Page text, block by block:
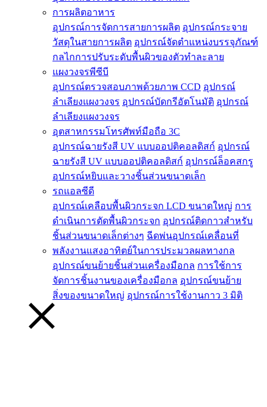
การผลิตอาหาร
อุปกรณ์การจัดการสายการผลิต อุปกรณ์กระจาย
วัสดุในสายการผลิต อุปกรณ์จัดตำแหน่งบรรจุภัณฑ์
กลไกการปรับระดับพื้นผิวของตัวทำละลาย
แผงวงจรพีซีบี
อุปกรณ์ตรวจสอบภาพด้วยภาพ CCD อุปกรณ์
ลำเลียงแผงวงจร อุปกรณ์บัดกรีอัตโนมัติ อุปกรณ์
ลำเลียงแผงวงจร
อุตสาหกรรมโทรศัพท์มือถือ 3C
อุปกรณ์ฉายรังสี UV แบบออปติคอลดิสก์ อุปกรณ์
ฉายรังสี UV แบบออปติคอลดิสก์ อุปกรณ์ล็อคสกรู
อุปกรณ์หยิบและวางชิ้นส่วนขนาดเล็ก
รถแอลซีดี
อุปกรณ์เคลือบพื้นผิวกระจก LCD ขนาดใหญ่ การ
ดำเนินการตัดพื้นผิวกระจก อุปกรณ์ติดกาวสำหรับ
ชิ้นส่วนขนาดเล็กต่างๆ ฉีดพ่นอุปกรณ์เคลื่อนที่
พลังงานแสงอาทิตย์ในการประมวลผลทางกล
อุปกรณ์ขนย้ายชิ้นส่วนเครื่องมือกล การใช้การ
จัดการชิ้นงานของเครื่องมือกล อุปกรณ์ขนย้าย
สิ่งของขนาดใหญ่ อุปกรณ์การใช้งานกาว 3 มิติ